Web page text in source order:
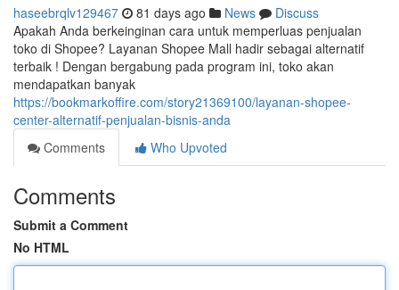
haseebrqlv129467 81 days ago News
Discuss
Apakah Anda berkeinginan cara untuk memperluas penjualan
toko di Shopee? Layanan Shopee Mall hadir sebagai alternatif
terbaik ! Dengan bergabung pada program ini, toko akan
mendapatkan banyak
https://bookmarkoffire.com/story21369100/layanan-shopee-
center-alternatif-penjualan-bisnis-anda
Comments
Who Upvoted
Comments
Submit a Comment
No HTML